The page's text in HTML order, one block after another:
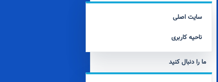
سایت اصلی
ناحیه کاربری
ما را دنبال کنید